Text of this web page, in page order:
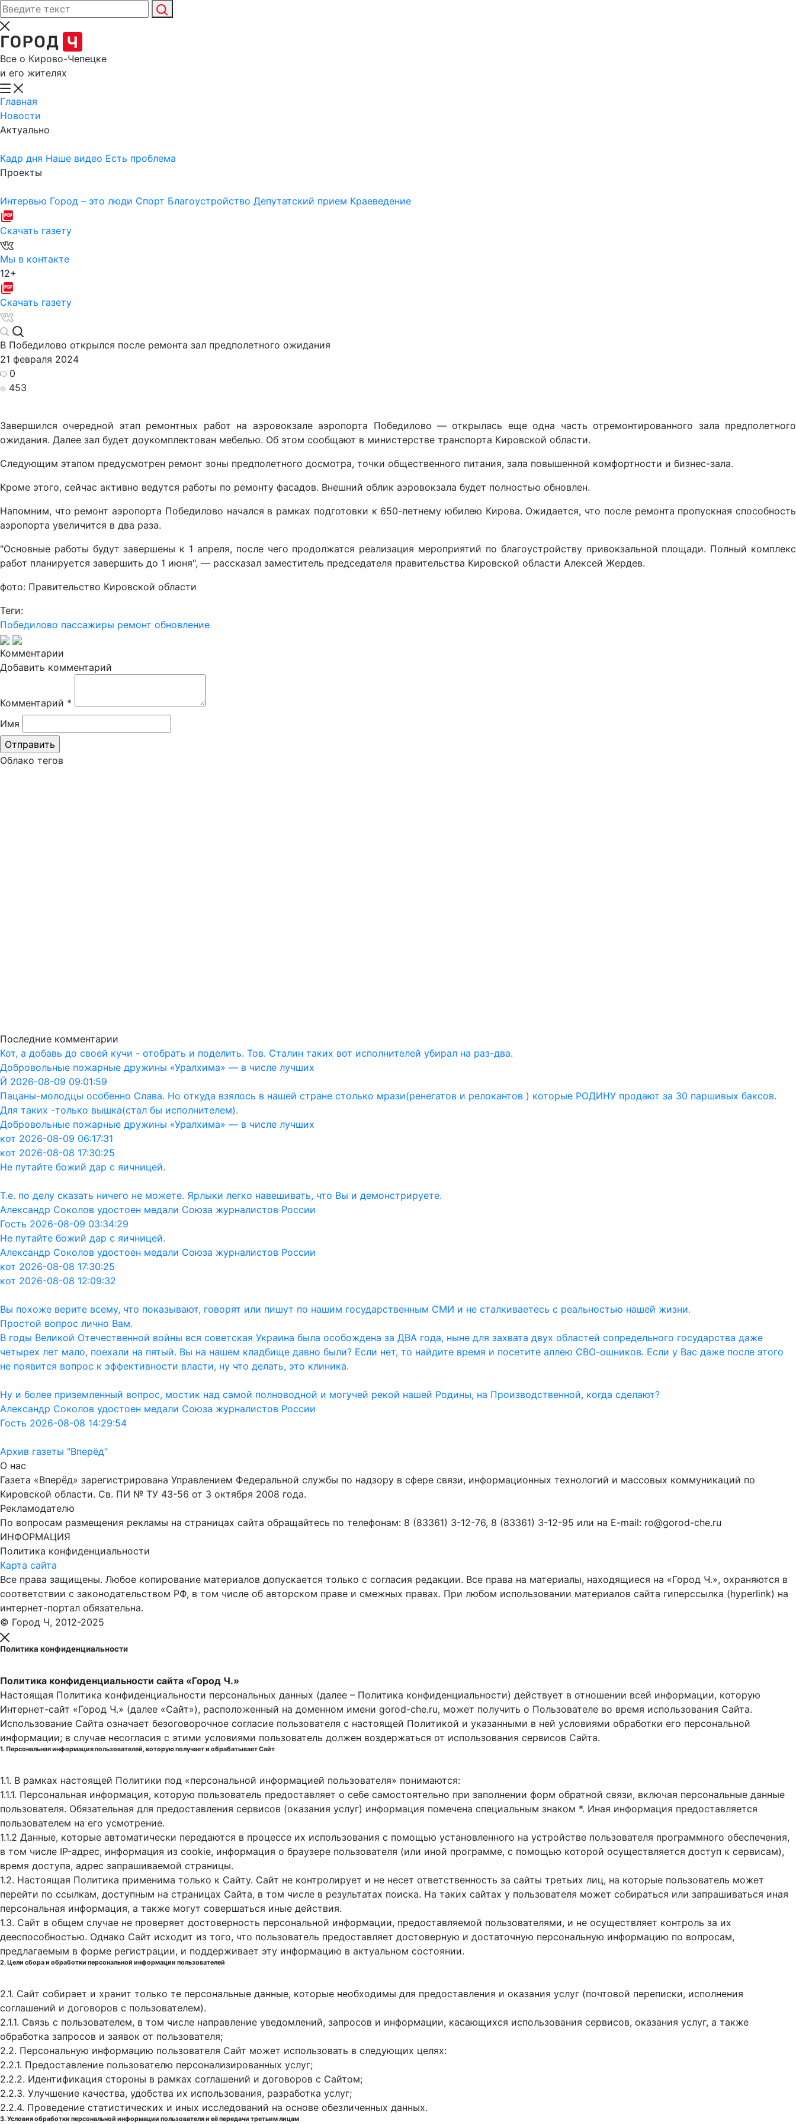
Все о Кирово-Чепецке
и его жителях
Главная
Новости
Актуально
Кадр дня Наше видео Есть проблема
Проекты
Интервью Город – это люди Спорт Благоустройство Депутатский прием Краеведение
Скачать газету
Мы в контакте
12+
Скачать газету
В Победилово открылся после ремонта зал предполетного ожидания
21 февраля 2024
0
453
Завершился очередной этап ремонтных работ на аэровокзале аэропорта Победилово — открылась еще одна часть отремонтированного зала предполетного
ожидания. Далее зал будет доукомплектован мебелью. Об этом сообщают в министерстве транспорта Кировской области.
Следующим этапом предусмотрен ремонт зоны предполетного досмотра, точки общественного питания, зала повышенной комфортности и бизнес-зала.
Кроме этого, сейчас активно ведутся работы по ремонту фасадов. Внешний облик аэровокзала будет полностью обновлен.
Напомним, что ремонт аэропорта Победилово начался в рамках подготовки к 650-летнему юбилею Кирова. Ожидается, что после ремонта пропускная способность
аэропорта увеличится в два раза.
"Основные работы будут завершены к 1 апреля, после чего продолжатся реализация мероприятий по благоустройству привокзальной площади. Полный комплекс
работ планируется завершить до 1 июня", — рассказал заместитель председателя правительства Кировской области Алексей Жердев.
фото: Правительство Кировской области
Теги:
Победилово пассажиры ремонт обновление
Комментарии
Добавить комментарий
Комментарий *
Имя
Облако тегов
Последние комментарии
Кот, а добавь до своей кучи - отобрать и поделить. Тов. Сталин таких вот исполнителей убирал на раз-два.
Добровольные пожарные дружины «Уралхима» — в числе лучших
Й 2026-08-09 09:01:59
Пацаны-молодцы особенно Слава. Но откуда взялось в нашей стране столько мрази(ренегатов и релокантов ) которые РОДИНУ продают за 30 паршивых баксов.
Для таких -только вышка(стал бы исполнителем).
Добровольные пожарные дружины «Уралхима» — в числе лучших
кот 2026-08-09 06:17:31
кот 2026-08-08 17:30:25
Не путайте божий дар с яичницей.
Т.е. по делу сказать ничего не можете. Ярлыки легко навешивать, что Вы и демонстрируете.
Александр Соколов удостоен медали Союза журналистов России
Гость 2026-08-09 03:34:29
Не путайте божий дар с яичницей.
Александр Соколов удостоен медали Союза журналистов России
кот 2026-08-08 17:30:25
кот 2026-08-08 12:09:32
Вы похоже верите всему, что показывают, говорят или пишут по нашим государственным СМИ и не сталкиваетесь с реальностью нашей жизни.
Простой вопрос лично Вам.
В годы Великой Отечественной войны вся советская Украина была особождена за ДВА года, ныне для захвата двух областей сопредельного государства даже
четырех лет мало, поехали на пятый. Вы на нашем кладбище давно были? Если нет, то найдите время и посетите аллею СВО-ошников. Если у Вас даже после этого
не появится вопрос к эффективности власти, ну что делать, это клиника.
Ну и более приземленный вопрос, мостик над самой полноводной и могучей рекой нашей Родины, на Производственной, когда сделают?
Александр Соколов удостоен медали Союза журналистов России
Гость 2026-08-08 14:29:54
Архив газеты "Вперёд"
О нас
Газета «Вперёд» зарегистрирована Управлением Федеральной службы по надзору в сфере связи, информационных технологий и массовых коммуникаций по
Кировской области. Св. ПИ № ТУ 43-56 от 3 октября 2008 года.
Рекламодателю
По вопросам размещения рекламы на страницах сайта обращайтесь по телефонам: 8 (83361) 3-12-76, 8 (83361) 3-12-95 или на E-mail: ro@gorod-che.ru
ИНФОРМАЦИЯ
Политика конфиденциальности
Карта сайта
Все права защищены. Любое копирование материалов допускается только с согласия редакции. Все права на материалы, находящиеся на «Город Ч.», охраняются в
соответствии с законодательством РФ, в том числе об авторском праве и смежных правах. При любом использовании материалов сайта гиперссылка (hyperlink) на
интернет-портал обязательна.
© Город Ч, 2012-2025
Политика конфиденциальности
Политика конфиденциальности сайта «Город Ч.»
Настоящая Политика конфиденциальности персональных данных (далее – Политика конфиденциальности) действует в отношении всей информации, которую
Интернет-сайт «Город Ч.» (далее «Сайт»), расположенный на доменном имени gorod-che.ru, может получить о Пользователе во время использования Cайта.
Использование Сайта означает безоговорочное согласие пользователя с настоящей Политикой и указанными в ней условиями обработки его персональной
информации; в случае несогласия с этими условиями пользователь должен воздержаться от использования сервисов Сайта.
1. Персональная информация пользователей, которую получает и обрабатывает Сайт
1.1. В рамках настоящей Политики под «персональной информацией пользователя» понимаются:
1.1.1. Персональная информация, которую пользователь предоставляет о себе самостоятельно при заполнении форм обратной связи, включая персональные данные
пользователя. Обязательная для предоставления сервисов (оказания услуг) информация помечена специальным знаком *. Иная информация предоставляется
пользователем на его усмотрение.
1.1.2 Данные, которые автоматически передаются в процессе их использования с помощью установленного на устройстве пользователя программного обеспечения,
в том числе IP-адрес, информация из cookie, информация о браузере пользователя (или иной программе, с помощью которой осуществляется доступ к cервисам),
время доступа, адрес запрашиваемой страницы.
1.2. Настоящая Политика применима только к Сайту. Сайт не контролирует и не несет ответственность за сайты третьих лиц, на которые пользователь может
перейти по ссылкам, доступным на страницах Сайта, в том числе в результатах поиска. На таких сайтах у пользователя может собираться или запрашиваться иная
персональная информация, а также могут совершаться иные действия.
1.3. Сайт в общем случае не проверяет достоверность персональной информации, предоставляемой пользователями, и не осуществляет контроль за их
дееспособностью. Однако Сайт исходит из того, что пользователь предоставляет достоверную и достаточную персональную информацию по вопросам,
предлагаемым в форме регистрации, и поддерживает эту информацию в актуальном состоянии.
2. Цели сбора и обработки персональной информации пользователей
2.1. Сайт собирает и хранит только те персональные данные, которые необходимы для предоставления и оказания услуг (почтовой переписки, исполнения
соглашений и договоров с пользователем).
2.1.1. Связь с пользователем, в том числе направление уведомлений, запросов и информации, касающихся использования сервисов, оказания услуг, а также
обработка запросов и заявок от пользователя;
2.2. Персональную информацию пользователя Сайт может использовать в следующих целях:
2.2.1. Предоставление пользователю персонализированных услуг;
2.2.2. Идентификация стороны в рамках соглашений и договоров с Сайтом;
2.2.3. Улучшение качества, удобства их использования, разработка услуг;
2.2.4. Проведение статистических и иных исследований на основе обезличенных данных.
3. Условия обработки персональной информации пользователя и её передачи третьим лицам